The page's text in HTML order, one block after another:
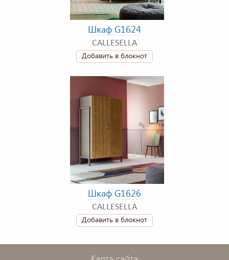
Шкаф G1624
CALLESELLA
Добавить в блокнот
Шкаф G1626
CALLESELLA
Добавить в блокнот